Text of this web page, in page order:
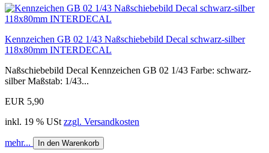
Kennzeichen GB 02 1/43 Naßschiebebild Decal schwarz-silber
118x80mm INTERDECAL
Naßschiebebild Decal Kennzeichen GB 02 1/43 Farbe: schwarz-
silber Maßstab: 1/43...
EUR 5,90
inkl. 19 % USt zzgl. Versandkosten
mehr... In den Warenkorb